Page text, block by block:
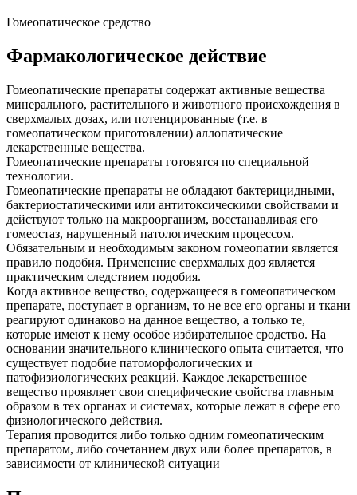
Гомеопатическое средство
Фармакологическое действие
Гомеопатические препараты содержат активные вещества
минерального, растительного и животного происхождения в
сверхмалых дозах, или потенцированные (т.е. в
гомеопатическом приготовлении) аллопатические
лекарственные вещества.
Гомеопатические препараты готовятся по специальной
технологии.
Гомеопатические препараты не обладают бактерицидными,
бактериостатическими или антитоксическими свойствами и
действуют только на макроорганизм, восстанавливая его
гомеостаз, нарушенный патологическим процессом.
Обязательным и необходимым законом гомеопатии является
правило подобия. Применение сверхмалых доз является
практическим следствием подобия.
Когда активное вещество, содержащееся в гомеопатическом
препарате, поступает в организм, то не все его органы и ткани
реагируют одинаково на данное вещество, а только те,
которые имеют к нему особое избирательное сродство. На
основании значительного клинического опыта считается, что
существует подобие патоморфологических и
патофизиологических реакций. Каждое лекарственное
вещество проявляет свои специфические свойства главным
образом в тех органах и системах, которые лежат в сфере его
физиологического действия.
Терапия проводится либо только одним гомеопатическим
препаратом, либо сочетанием двух или более препаратов, в
зависимости от клинической ситуации